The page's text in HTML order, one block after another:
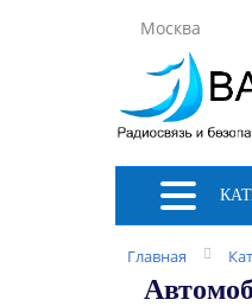
Москва
Главная